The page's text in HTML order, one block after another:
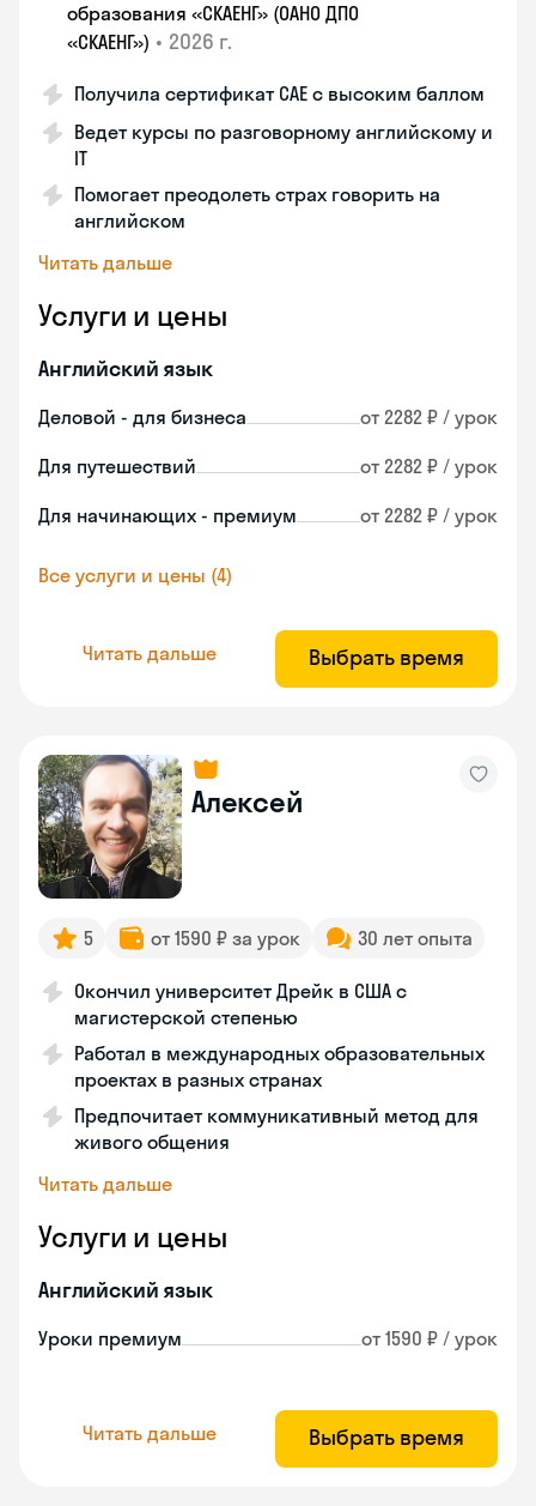
образования «СКАЕНГ» (ОАНО ДПО
«СКАЕНГ») • 2026 г.
Получила сертификат CAE с высоким баллом
Ведет курсы по разговорному английскому и
IT
Помогает преодолеть страх говорить на
английском
Читать дальше
Услуги и цены
Английский язык
Деловой - для бизнеса от 2282 ₽ / урок
Для путешествий от 2282 ₽ / урок
Для начинающих - премиум от 2282 ₽ / урок
Все услуги и цены (4)
Читать дальше Выбрать время
Алексей
5 от 1590 ₽ за урок 30 лет опыта
Окончил университет Дрейк в США с
магистерской степенью
Работал в международных образовательных
проектах в разных странах
Предпочитает коммуникативный метод для
живого общения
Читать дальше
Услуги и цены
Английский язык
Уроки премиум от 1590 ₽ / урок
Читать дальше Выбрать время